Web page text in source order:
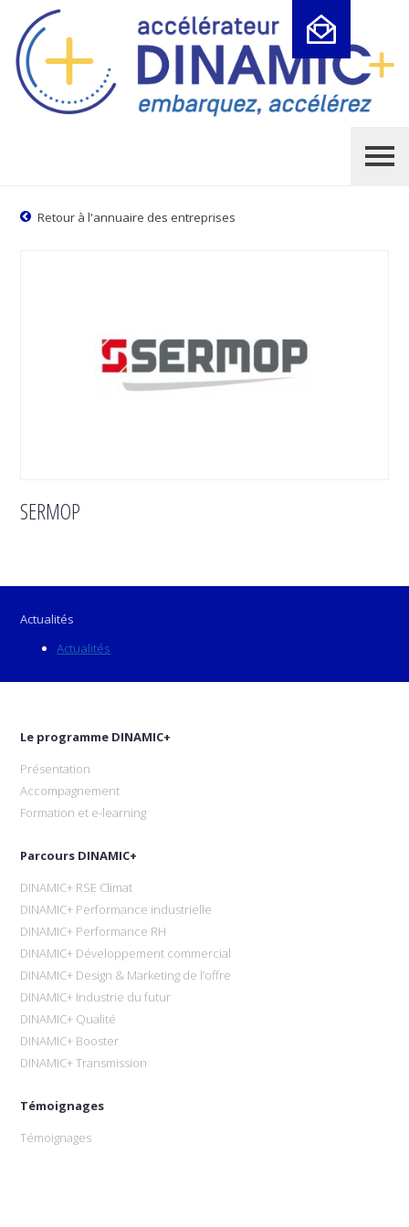
Retour à l'annuaire des entreprises
SERMOP
Actualités
Actualités
Le programme DINAMIC+
Présentation
Accompagnement
Formation et e-learning
Parcours DINAMIC+
DINAMIC+ RSE Climat
DINAMIC+ Performance industrielle
DINAMIC+ Performance RH
DINAMIC+ Développement commercial
DINAMIC+ Design & Marketing de l’offre
DINAMIC+ Industrie du futur
DINAMIC+ Qualité
DINAMIC+ Booster
DINAMIC+ Transmission
Témoignages
Témoignages
Cookies management panel